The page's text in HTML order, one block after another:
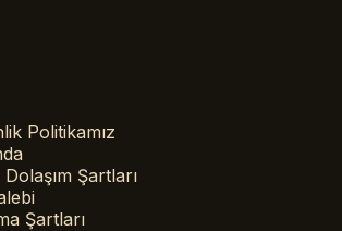
Politikamız
Şartları
Şartları